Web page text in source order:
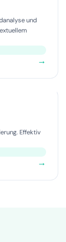
und
→
Effektiv
→